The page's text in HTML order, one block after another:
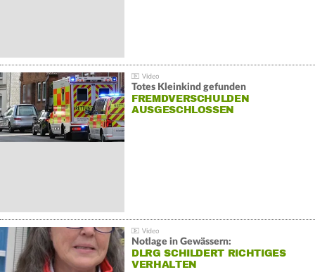
Totes Kleinkind gefunden
FREMDVERSCHULDEN
AUSGESCHLOSSEN
Notlage in Gewässern:
DLRG SCHILDERT RICHTIGES
VERHALTEN